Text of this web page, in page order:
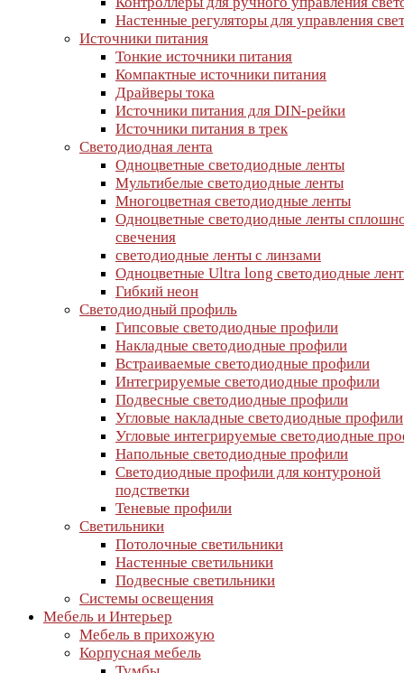
Настенные регуляторы для управления
Источники питания
Тонкие источники питания
Компактные источники питания
Драйверы тока
Источники питания для DIN-рейки
Источники питания в трек
Светодиодная лента
Одноцветные светодиодные ленты
Мультибелые светодиодные ленты
Многоцветная светодиодные ленты
Одноцветные светодиодные ленты
свечения
светодиодные ленты с линзами
Одноцветные Ultra long светодиодные
Гибкий неон
Светодиодный профиль
Гипсовые светодиодные профили
Накладные светодиодные профили
Встраиваемые светодиодные профили
Интегрируемые светодиодные профили
Подвесные светодиодные профили
Угловые накладные светодиодные профили
Угловые интегрируемые светодиодные
Напольные светодиодные профили
Светодиодные профили для контуроной
подстветки
Теневые профили
Светильники
Потолочные светильники
Настенные светильники
Подвесные светильники
Cистемы освещения
Мебель и Интерьер
Мебель в прихожую
Корпусная мебель